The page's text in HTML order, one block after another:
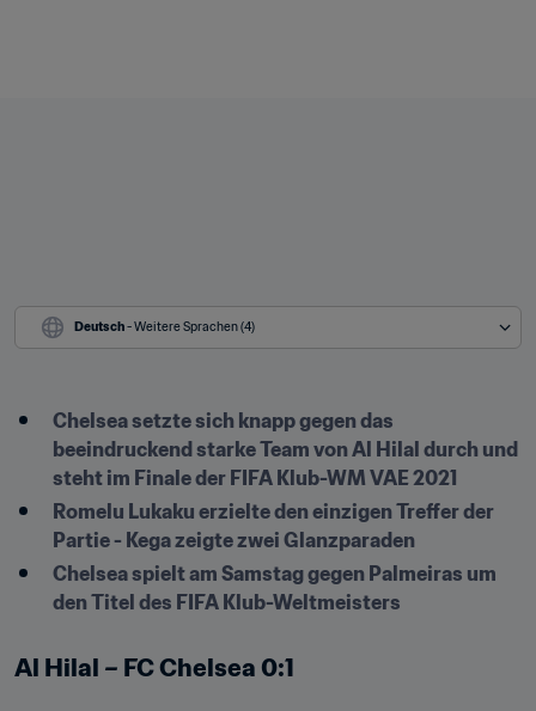
Deutsch - Weitere Sprachen (4)
Chelsea setzte sich knapp gegen das
beeindruckend starke Team von Al Hilal durch und
steht im Finale der FIFA Klub-WM VAE 2021
Romelu Lukaku erzielte den einzigen Treffer der
Partie - Kega zeigte zwei Glanzparaden
Chelsea spielt am Samstag gegen Palmeiras um
den Titel des FIFA Klub-Weltmeisters
Al Hilal – FC Chelsea 0:1